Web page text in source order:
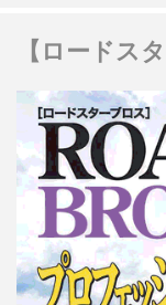
【ロードス